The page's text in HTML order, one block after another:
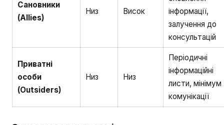
Сановники
(Allies)
Низ Висок
інформації,
залучення до
консультацій
Приватні
особи
(Outsiders)
Низ Низ
Періодичні
інформаційні
листи, мінімум
комунікації